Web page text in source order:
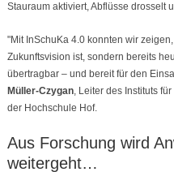
Stauraum aktiviert, Abflüsse drosselt
"Mit InSchuKa 4.0 konnten wir
Zukunftsvision ist, sondern bereits
übertragbar – und bereit für den
Müller-Czygan, Leiter des Instituts
der Hochschule Hof.
Aus Forschung wird
weitergeht…